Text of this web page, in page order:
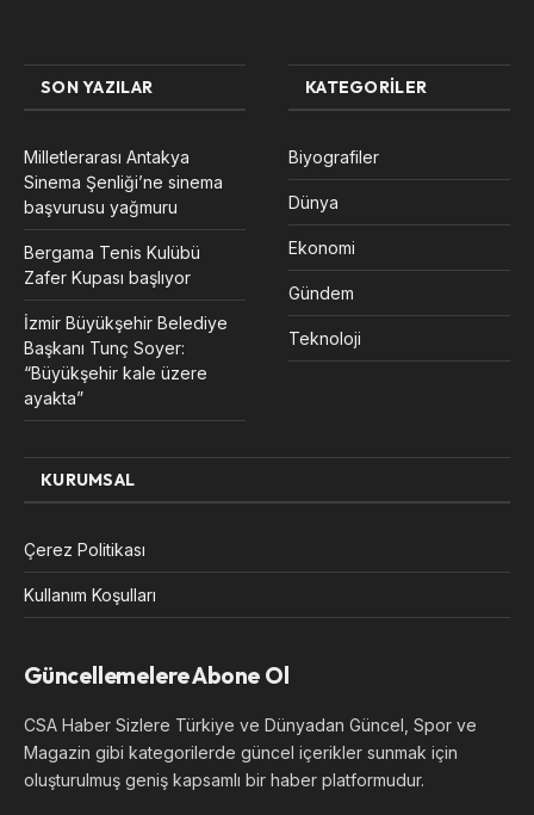
SON YAZILAR
Milletlerarası Antakya
Sinema Şenliği’ne sinema
başvurusu yağmuru
Bergama Tenis Kulübü
Zafer Kupası başlıyor
İzmir Büyükşehir Belediye
Başkanı Tunç Soyer:
“Büyükşehir kale üzere
ayakta”
KATEGORILER
Biyografiler
Dünya
Ekonomi
Gündem
Teknoloji
KURUMSAL
Çerez Politikası
Kullanım Koşulları
Güncellemelere Abone Ol
CSA Haber Sizlere Türkiye ve Dünyadan Güncel, Spor ve
Magazin gibi kategorilerde güncel içerikler sunmak için
oluşturulmuş geniş kapsamlı bir haber platformudur.